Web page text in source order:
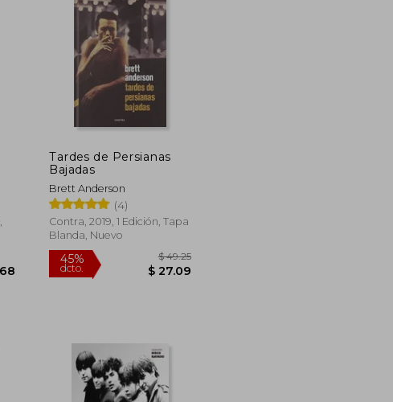
$ 87.35
45%
dcto.
Tardes de Persianas
Bajadas
Brett Anderson
(4)
Contra, 2019, 1 Edición, Tapa
Blanda, Nuevo